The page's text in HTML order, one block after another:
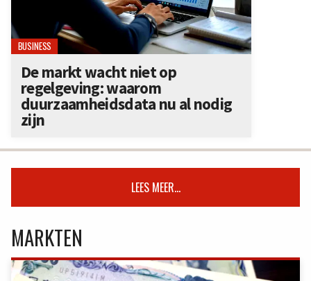
BUSINESS
De markt wacht niet op
regelgeving: waarom
duurzaamheidsdata nu al nodig
zijn
LEES MEER...
MARKTEN